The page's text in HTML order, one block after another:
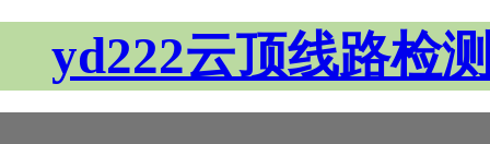
yd222云顶线路检